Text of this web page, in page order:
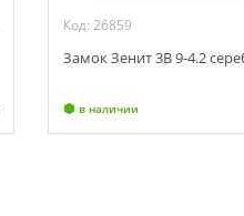
Код: 26859
Замок Зенит 3В 9-4.2
в наличии